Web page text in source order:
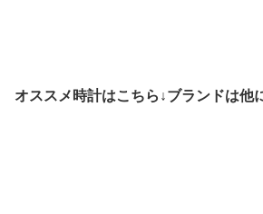
オススメ時計はこちら↓ブランドは他